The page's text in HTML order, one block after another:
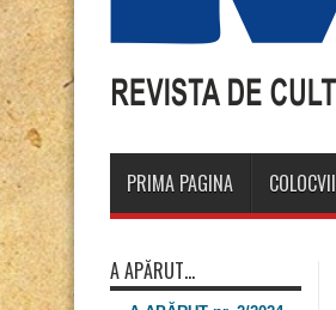
PRIMA PAGINA COLOCVII
A APĂRUT…